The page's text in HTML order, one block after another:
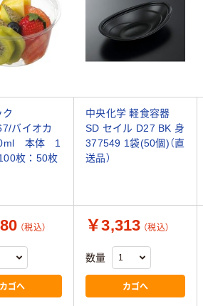
ク
バイオカ
本体 1
枚：50枚
中央化学 軽食容器
SD セイル D27 BK 身
377549 1袋(50個)（直
送品）
（税込）
カゴへ
￥3,313 （税込）
数量
カゴへ